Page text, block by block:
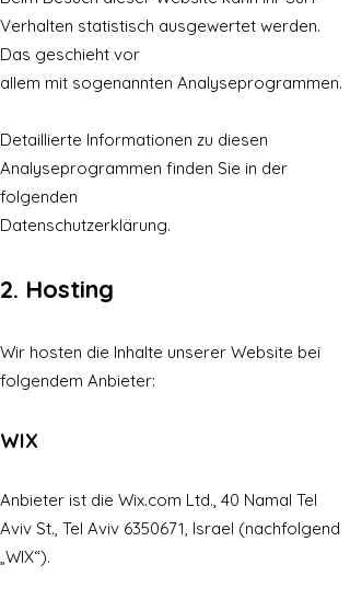
Verhalten statistisch ausgewertet werden.
Das geschieht vor
allem mit sogenannten Analyseprogrammen.
Detaillierte Informationen zu diesen
Analyseprogrammen finden Sie in der
folgenden
Datenschutzerklärung.
2. Hosting
Wir hosten die Inhalte unserer Website bei
folgendem Anbieter:
WIX
Anbieter ist die Wix.com Ltd., 40 Namal Tel
Aviv St., Tel Aviv 6350671, Israel (nachfolgend
„WIX“).